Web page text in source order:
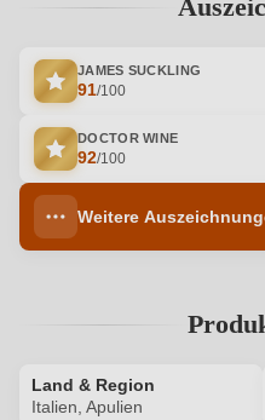
JAMES SUCKLING
91/100
DOCTOR WINE
92/100
Weitere
Land & Region
Italien, Apulien